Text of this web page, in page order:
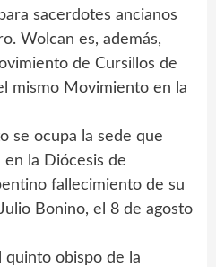
sacerdotes ancianos
Wolcan es, además,
de Cursillos de
mismo Movimiento en la
se ocupa la sede que
en la Diócesis de
fallecimiento de su
Bonino, el 8 de agosto
quinto obispo de la